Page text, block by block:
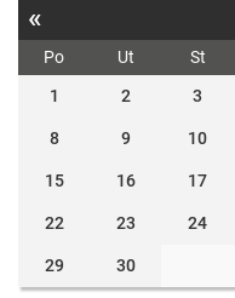
«
Po Ut St
1
2 3
8 9 10
15 16 17
22 23 24
29 30